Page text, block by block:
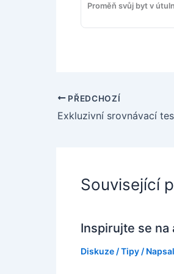
Proměň svůj byt v
PŘEDCHOZÍ
Související
Inspirujte se na
Diskuze /Tipy / Napsal